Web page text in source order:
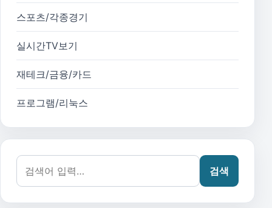
스포츠/각종경기
실시간TV보기
재테크/금융/카드
프로그램/리눅스
검색어:
검색